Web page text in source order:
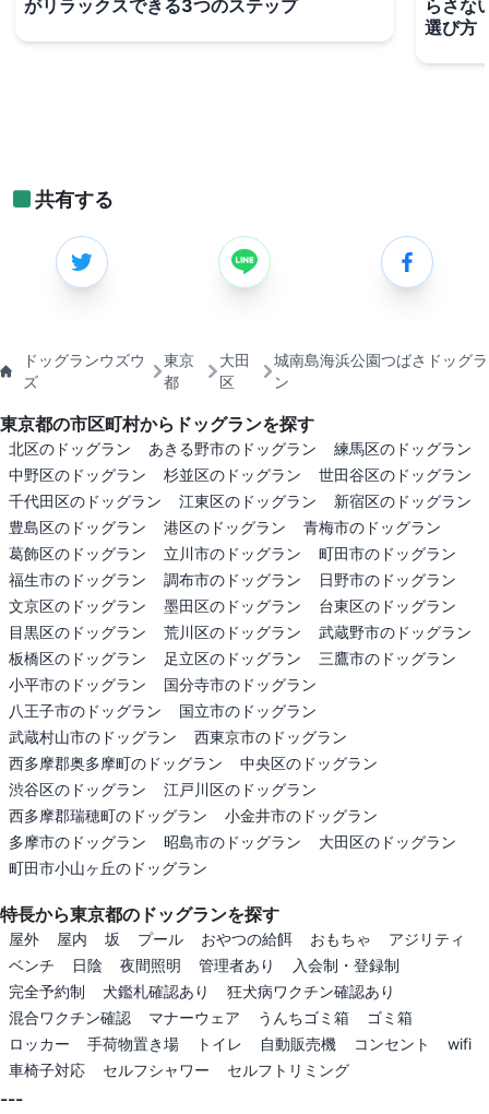
がリラックスできる3つのステップ
らさな
選び方
共有する
ドッグランウズウ
ズ
東京
都
大田
区
城南島海浜公園つばさドッグラ
ン
東京都の市区町村からドッグランを探す
北区のドッグラン あきる野市のドッグラン
練馬区のドッグラン
中野区のドッグラン
杉並区のドッグラン
世田谷区のドッグラン
千代田区のドッグラン
江東区のドッグラン
新宿区のドッグラン
豊島区のドッグラン
港区のドッグラン
青梅市のドッグラン
葛飾区のドッグラン
立川市のドッグラン
町田市のドッグラン
福生市のドッグラン
調布市のドッグラン
日野市のドッグラン
文京区のドッグラン
墨田区のドッグラン
台東区のドッグラン
目黒区のドッグラン
荒川区のドッグラン
武蔵野市のドッグラン
板橋区のドッグラン
足立区のドッグラン
三鷹市のドッグラン
小平市のドッグラン
国分寺市のドッグラン
八王子市のドッグラン
国立市のドッグラン
武蔵村山市のドッグラン
西東京市のドッグラン
西多摩郡奥多摩町のドッグラン
中央区のドッグラン
渋谷区のドッグラン
江戸川区のドッグラン
西多摩郡瑞穂町のドッグラン
小金井市のドッグラン
多摩市のドッグラン
昭島市のドッグラン
大田区のドッグラン
町田市小山ヶ丘のドッグラン
特長から東京都のドッグランを探す
屋外 屋内 坂 プール おやつの給餌 おもちゃ
アジリティ
ベンチ
日陰 夜間照明 管理者あり
入会制・登録制
完全予約制
犬鑑札確認あり
狂犬病ワクチン確認あり
混合ワクチン確認
マナーウェア うんちゴミ箱
ゴミ箱
ロッカー
手荷物置き場 トイレ 自動販売機 コンセント
wifi
車椅子対応
セルフシャワー セルフトリミング
---